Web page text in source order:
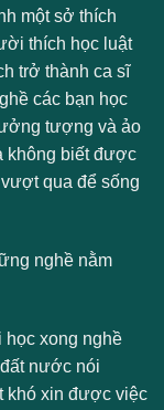
một sở thích
thích học luật
trở thành ca sĩ
các bạn học
tượng và ảo
không biết được
qua để sống
nghề nằm
học xong nghề
nước nói
khó xin được việc